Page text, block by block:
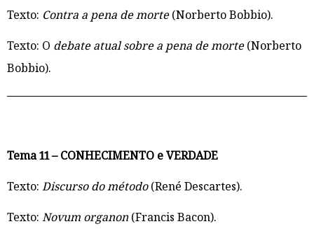
Texto: Contra a pena de morte(Norberto Bobbio).
Texto: O debate atual sobre a pena de morte(Norberto
Bobbio).
Tema 11 – CONHECIMENTO e VERDADE
Texto: Discurso do método(René Descartes).
Texto: Novum organon(Francis Bacon).